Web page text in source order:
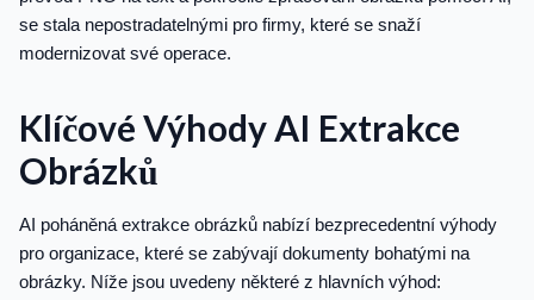
se stala nepostradatelnými pro firmy, které se snaží
modernizovat své operace.
Klíčové Výhody AI Extrakce
Obrázků
AI poháněná extrakce obrázků nabízí bezprecedentní výhody
pro organizace, které se zabývají dokumenty bohatými na
obrázky. Níže jsou uvedeny některé z hlavních výhod: